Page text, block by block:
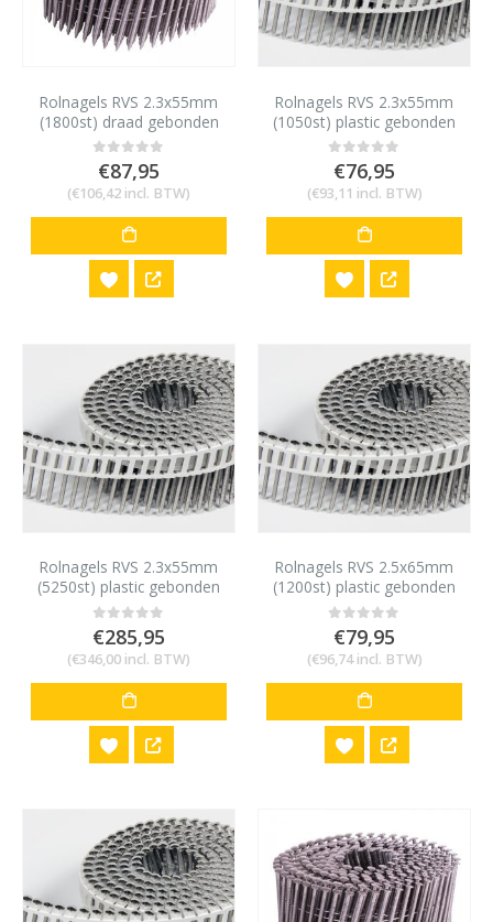
Rolnagels RVS 2.3x55mm
(1800st) draad gebonden
bolkop vlakke rol
0out of 5
€87,95
(€106,42 incl. BTW)
Rolnagels RVS 2.3x55mm
(1050st) plastic gebonden
0out of 5
€76,95
(€93,11 incl. BTW)
Rolnagels RVS 2.3x55mm
(5250st) plastic gebonden
0out of 5
€285,95
(€346,00 incl. BTW)
Rolnagels RVS 2.5x65mm
(1200st) plastic gebonden
0out of 5
€79,95
(€96,74incl. BTW)